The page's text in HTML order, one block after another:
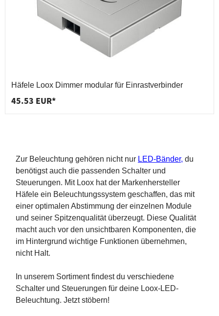
Häfele Loox Dimmer modular für Einrastverbinder
45.53 EUR*
Zur Beleuchtung gehören nicht nur LED-Bänder, du
benötigst auch die passenden Schalter und
Steuerungen. Mit Loox hat der Markenhersteller
Häfele ein Beleuchtungssystem geschaffen, das mit
einer optimalen Abstimmung der einzelnen Module
und seiner Spitzenqualität überzeugt. Diese Qualität
macht auch vor den unsichtbaren Komponenten, die
im Hintergrund wichtige Funktionen übernehmen,
nicht Halt.
In unserem Sortiment findest du verschiedene
Schalter und Steuerungen für deine Loox-LED-
Beleuchtung. Jetzt stöbern!